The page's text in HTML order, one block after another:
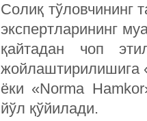
Солиқ тўловчининг
экспертларининг
қайтадан чоп
жойлаштирилишига
ёки «Norma
йўл қўйилади.